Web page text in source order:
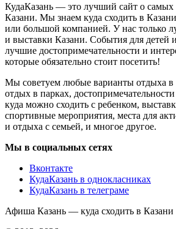
КудаКазань — это лучший сайт о самых
Казани. Мы знаем куда сходить в
или большой компанией. У нас только
и выставки Казани. События для детей
лучшие достопримечательности и
которые обязательно стоит посетить!
Мы советуем любые варианты отдыха
отдых в парках,
куда можно сходить с ребенком,
спортивные мероприятия, места для
и отдыха с семьей, и многое другое.
Мы в социальных сетях
Вконтакте
КудаКазань в однокласниках
КудаКазань в телеграме
Афиша Казань — куда сходить в Казани